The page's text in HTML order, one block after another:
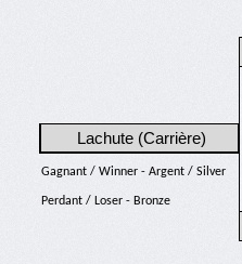
Lachute (Carrière)
Gagnant / Winner - Argent / Silver
Perdant / Loser - Bronze